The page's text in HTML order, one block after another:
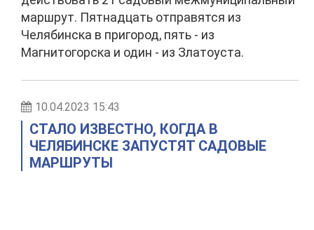
маршрут. Пятнадцать отправятся из
Челябинска в пригород, пять - из
Магнитогорска и один - из Златоуста.
10.04.2023 15:43
СТАЛО ИЗВЕСТНО, КОГДА В
ЧЕЛЯБИНСКЕ ЗАПУСТЯТ САДОВЫЕ
МАРШРУТЫ